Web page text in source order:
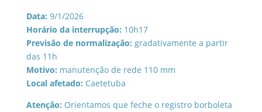
Data: 9/1/2026
Horário da interrupção: 10h17
Previsão de normalização: gradativamente a partir
das 11h
Motivo: manutenção de rede 110 mm
Local afetado: Caetetuba
Atenção: Orientamos que feche o registro borboleta